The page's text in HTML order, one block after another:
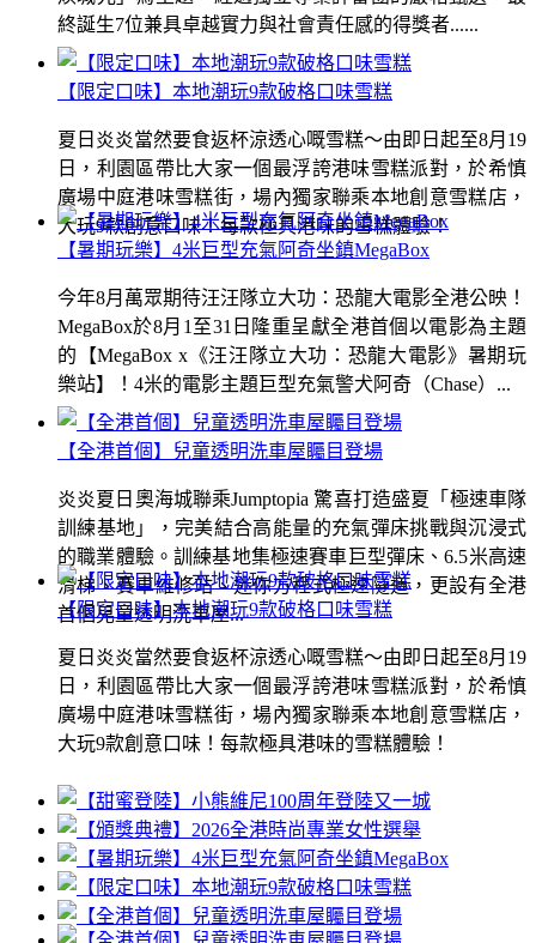
【限定口味】本地潮玩9款破格口味雪糕
夏日炎炎當然要食返杯涼透心嘅雪糕～由即日起至8月19
日，利園區帶比大家一個最浮誇港味雪糕派對，於希慎
廣場中庭港味雪糕街，場內獨家聯乘本地創意雪糕店，
大玩9款創意口味！每款極具港味的雪糕體驗！
【全港首個】兒童透明洗車屋矚目登場
炎炎夏日奧海城聯乘Jumptopia 驚喜打造盛夏「極速車隊
訓練基地」，完美結合高能量的充氣彈床挑戰與沉浸式
的職業體驗。訓練基地集極速賽車巨型彈床、6.5米高速
滑梯、賽車維修站、迷你方程式極速隧道，更設有全港
首個兒童透明洗車屋...
終誕生7位兼具卓越實力與社會責任感的得獎者......
【暑期玩樂】4米巨型充氣阿奇坐鎮MegaBox
今年8月萬眾期待汪汪隊立大功：恐龍大電影全港公映！
MegaBox於8月1至31日隆重呈獻全港首個以電影為主題
的【MegaBox x《汪汪隊立大功：恐龍大電影》暑期玩
樂站】！4米的電影主題巨型充氣警犬阿奇（Chase）...
【限定口味】本地潮玩9款破格口味雪糕
夏日炎炎當然要食返杯涼透心嘅雪糕～由即日起至8月19
日，利園區帶比大家一個最浮誇港味雪糕派對，於希慎
廣場中庭港味雪糕街，場內獨家聯乘本地創意雪糕店，
大玩9款創意口味！每款極具港味的雪糕體驗！